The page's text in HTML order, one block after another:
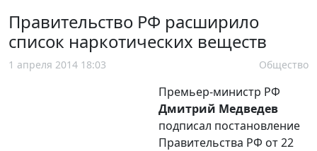
Правительство РФ расширило
список наркотических веществ
1 апреля 2014 18:03 Общество
Премьер-министр РФ
Дмитрий Медведев
подписал постановление
Правительства РФ от 22